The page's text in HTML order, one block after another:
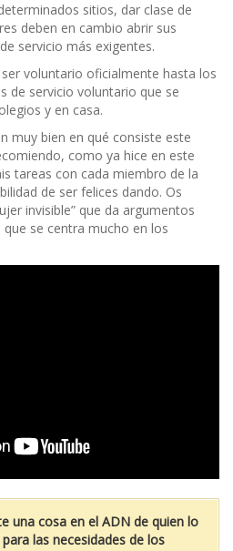
sitios, dar clase de
deben en cambio abrir sus
servicio más exigentes.
voluntario oficialmente hasta los
de servicio voluntario que se
y en casa.
muy bien en qué consiste este
como ya hice en este
tareas con cada miembro de la
de ser felices dando. Os
invisible” que da argumentos
se centra mucho en los
una cosa en el ADN de quien lo
las necesidades de los